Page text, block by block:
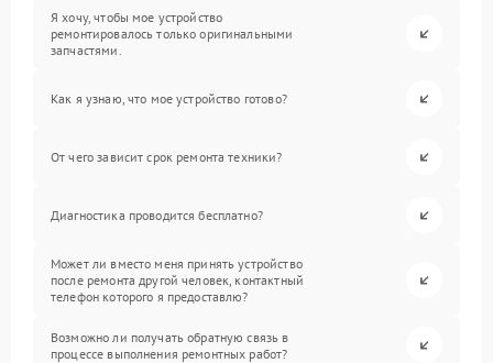
Я хочу, чтобы мое устройство
ремонтировалось только оригинальными
запчастями.
Как я узнаю, что мое устройство готово?
От чего зависит срок ремонта техники?
Диагностика проводится бесплатно?
Может ли вместо меня принять устройство
после ремонта другой человек, контактный
телефон которого я предоставлю?
Возможно ли получать обратную связь в
процессе выполнения ремонтных работ?